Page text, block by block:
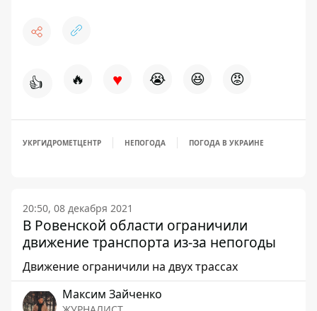
👍 🔥 ♥ 😭 😆 😡
УКРГИДРОМЕТЦЕНТР НЕПОГОДА ПОГОДА В УКРАИНЕ
20:50, 08 декабря 2021
В Ровенской области ограничили
движение транспорта из-за непогоды
Движение ограничили на двух трассах
Максим Зайченко